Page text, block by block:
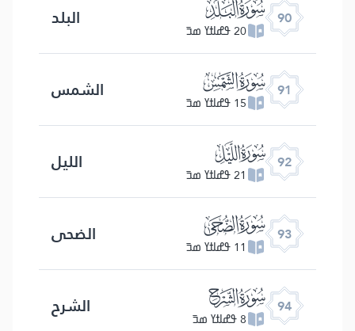
90 ﰇ
20 ߟߝߊߙߌ ߘߏ߫ البلد
91 ﰈ
15 ߟߝߊߙߌ ߘߏ߫ الشمس
92 ﰉ
21 ߟߝߊߙߌ ߘߏ߫ اللیل
93 ﰊ
11 ߟߝߊߙߌ ߘߏ߫ الضحی
94 ﰋ
8 ߟߝߊߙߌ ߘߏ߫ الشرح